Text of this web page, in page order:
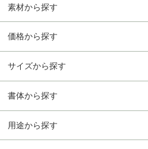
素材から探す
価格から探す
サイズから探す
書体から探す
用途から探す